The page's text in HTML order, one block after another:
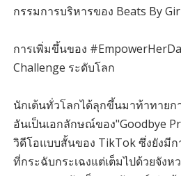
กรรมการบริหารของ Beats By
การเพิ่มขึ้นของ
Challenge ระดับโลก
นักเต้นทั่วโลกได้ลุกขึ้นมาท้าทายก
อันเป็นเอกลักษณ์ของ"Goodbye
วิดีโอแบบสั้นของ TikTok ซึ่งยังมีก
ที่กระฉับกระเฉงแต่เต็มไปด้วยจังห